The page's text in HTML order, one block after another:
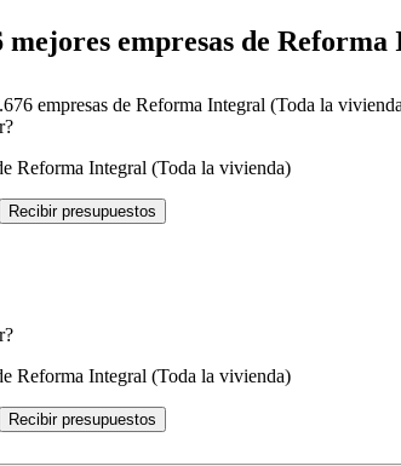
mejores empresas de
676 empresas de Reforma Integral (Toda la
Reforma Integral (Toda la vivienda)
Recibir presupuestos
Reforma Integral (Toda la vivienda)
Recibir presupuestos